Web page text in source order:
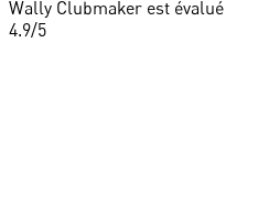
Wally Clubmaker est évalué
4.9/5